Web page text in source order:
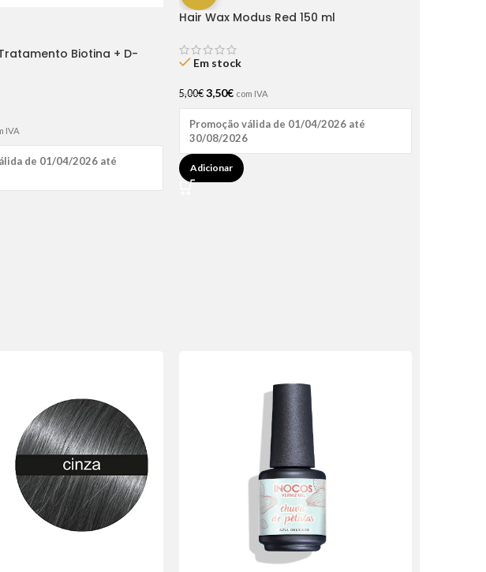
Biotina + D-
IVA
de 01/04/2026 até
Hair Wax Modus Red 150 ml
Em stock
5,00€ 3,50€ com IVA
Promoção válida de 01/04/2026 até
30/08/2026
Adicionar